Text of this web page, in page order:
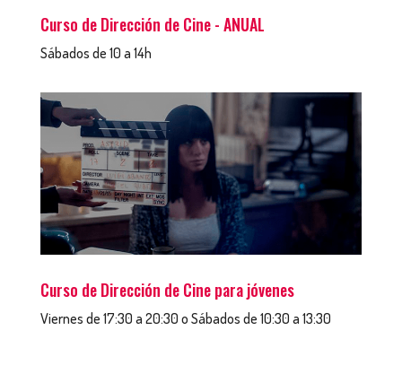
Curso de Dirección de Cine - ANUAL
Sábados de 10 a 14h
Curso de Dirección de Cine para jóvenes
Viernes de 17:30 a 20:30 o Sábados de 10:30 a 13:30